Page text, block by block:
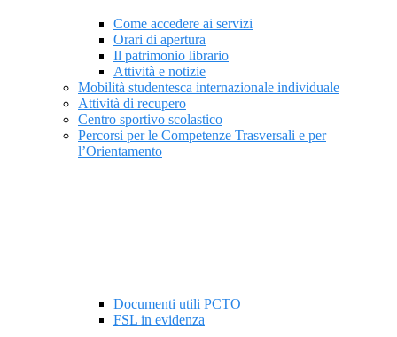
Come accedere ai servizi
Orari di apertura
Il patrimonio librario
Attività e notizie
Mobilità studentesca internazionale individuale
Attività di recupero
Centro sportivo scolastico
Percorsi per le Competenze Trasversali e per
l’Orientamento
Documenti utili PCTO
FSL in evidenza